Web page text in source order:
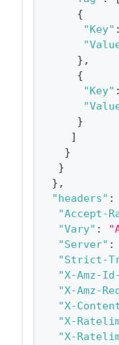
{
"Key" :
} ,
{
"Key" :
}
]
}
}
} ,
"headers" :
"Accept-
"Vary" :
"Server" :
"Strict-
"X-Amz-
"X-Amz-
"X-
"X-
"X-